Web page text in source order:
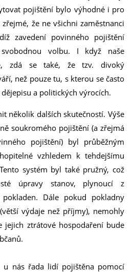
pojištění bylo výhodné i pro
že ne všichni zaměstnanci
zavedení povinného pojištění
svobodnou volbu. I když naše
zdá se také, že tzv. divoký
než pouze tu, s kterou se často
a politických výrocích.
několik dalších skutečností. Výše
soukromého pojištění (a zřejmá
pojištění) byl průběžným
vzhledem k tehdejšímu
systém byl také pružný, což
úpravy stanov, plynoucí z
Dále pokud pokladny
výdaje než příjmy), nemohly
jejich ztrátové hospodaření bude
u nás řada lidí pojištěna pomocí